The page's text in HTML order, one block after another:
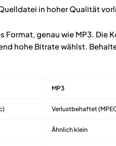
in hoher Qualität
genau wie MP3. Die
hohe Bitrate wählst.
MP3
Verlustbehaftet
Ähnlich klein